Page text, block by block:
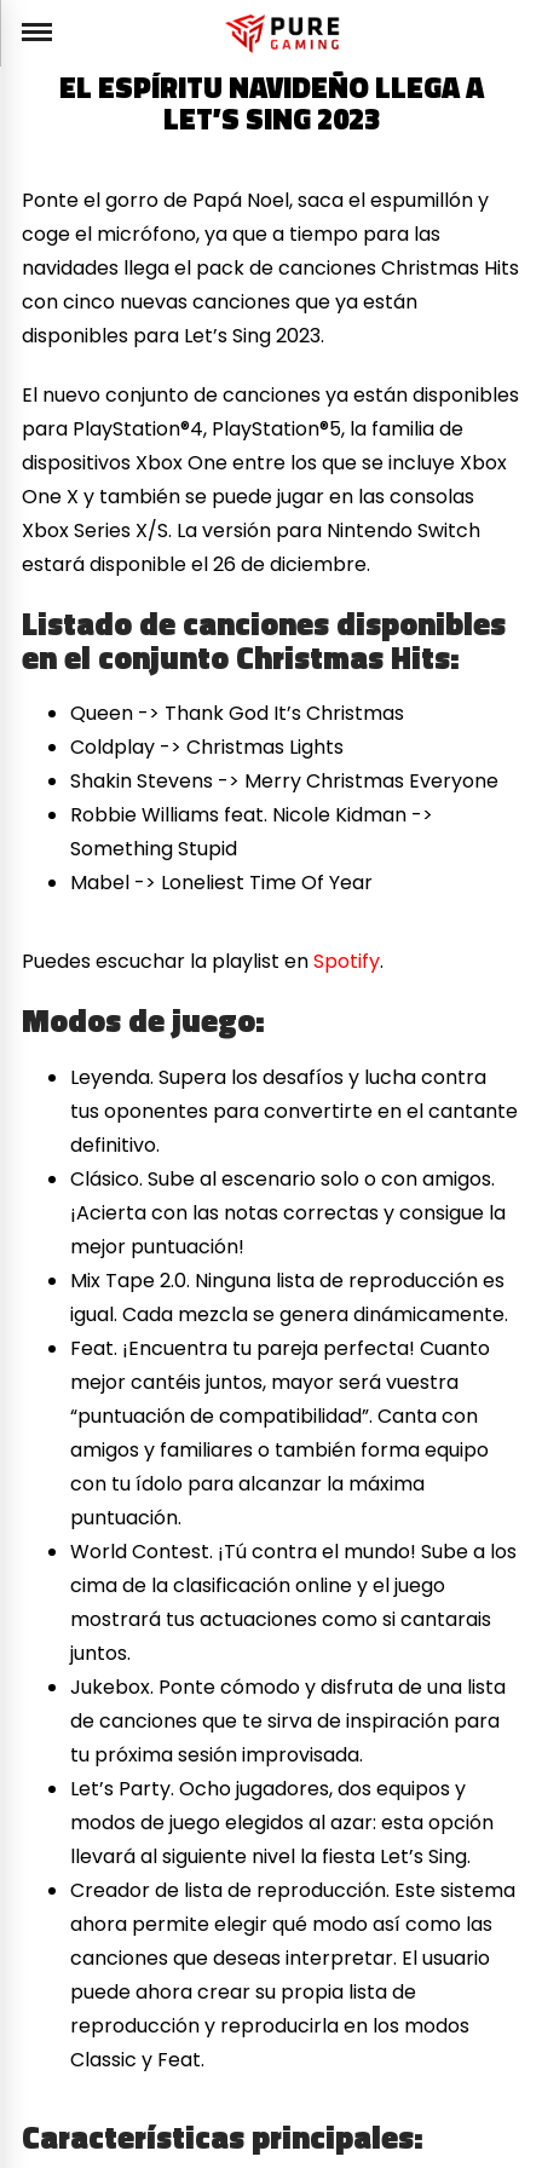
EL ESPÍRITU NAVIDEÑO LLEGA A
LET’S SING 2023
Ponte el gorro de Papá Noel, saca el espumillón y
coge el micrófono, ya que a tiempo para las
navidades llega el pack de canciones Christmas Hits
con cinco nuevas canciones que ya están
disponibles para Let’s Sing 2023.
El nuevo conjunto de canciones ya están disponibles
para PlayStation®4, PlayStation®5, la familia de
dispositivos Xbox One entre los que se incluye Xbox
One X y también se puede jugar en las consolas
Xbox Series X/S. La versión para Nintendo Switch
estará disponible el 26 de diciembre.
Listado de canciones disponibles
en el conjunto Christmas Hits:
Queen -> Thank God It’s Christmas
Coldplay -> Christmas Lights
Shakin Stevens -> Merry Christmas Everyone
Robbie Williams feat. Nicole Kidman ->
Something Stupid
Mabel -> Loneliest Time Of Year
Puedes escuchar la playlist enSpotify.
Modos de juego:
Leyenda. Supera los desafíos y lucha contra
tus oponentes para convertirte en el cantante
definitivo.
Clásico. Sube al escenario solo o con amigos.
¡Acierta con las notas correctas y consigue la
mejor puntuación!
Mix Tape 2.0. Ninguna lista de reproducción es
igual. Cada mezcla se genera dinámicamente.
Feat. ¡Encuentra tu pareja perfecta! Cuanto
mejor cantéis juntos, mayor será vuestra
“puntuación de compatibilidad”. Canta con
amigos y familiares o también forma equipo
con tu ídolo para alcanzar la máxima
puntuación.
World Contest. ¡Tú contra el mundo! Sube a los
cima de la clasificación online y el juego
mostrará tus actuaciones como si cantarais
juntos.
Jukebox. Ponte cómodo y disfruta de una lista
de canciones que te sirva de inspiración para
tu próxima sesión improvisada.
Let’s Party. Ocho jugadores, dos equipos y
modos de juego elegidos al azar: esta opción
llevará al siguiente nivel la fiesta Let’s Sing.
Creador de lista de reproducción. Este sistema
ahora permite elegir qué modo así como las
canciones que deseas interpretar. El usuario
puede ahora crear su propia lista de
reproducción y reproducirla en los modos
Classic y Feat.
Características principales: